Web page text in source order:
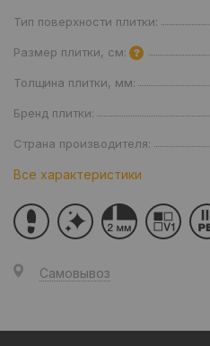
Тип поверхности плитки:
Размер плитки, см:
Толщина плитки, мм:
Бренд плитки:
Страна производителя:
Все характеристики
Самовывоз